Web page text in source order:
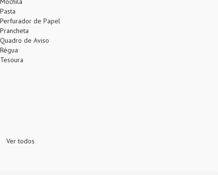
Pasta
Perfurador de Papel
Prancheta
Quadro de Aviso
Régua
Tesoura
Ver todos